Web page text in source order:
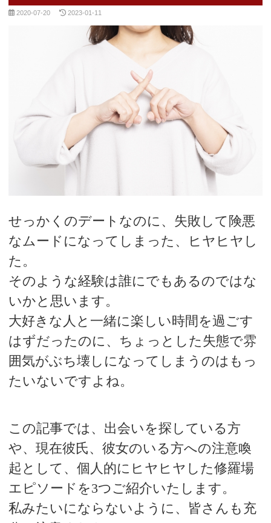
2020-07-20 2023-01-11
せっかくのデートなのに、失敗して険悪
なムードになってしまった、ヒヤヒヤし
た。
そのような経験は誰にでもあるのではな
いかと思います。
大好きな人と一緒に楽しい時間を過ごす
はずだったのに、ちょっとした失態で雰
囲気がぶち壊しになってしまうのはもっ
たいないですよね。
この記事では、出会いを探している方
や、現在彼氏、彼女のいる方への注意喚
起として、個人的にヒヤヒヤした修羅場
エピソードを3つご紹介いたします。
私みたいにならないように、皆さんも充